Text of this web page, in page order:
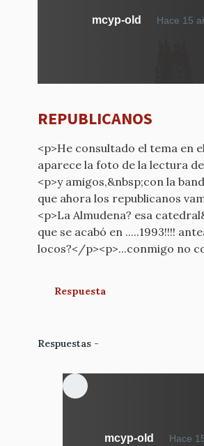
mcyp-old Hace 15
REPUBLICANOS
<p>He consultado el tema en
aparece la foto de la lectura
<p>y amigos,&nbsp;con la
que ahora los republicanos
<p>La Almudena? esa
que se acabó en .....1993!!!!
locos?</p><p>...conmigo no
Respuesta
Respuestas
mcyp-old Hace